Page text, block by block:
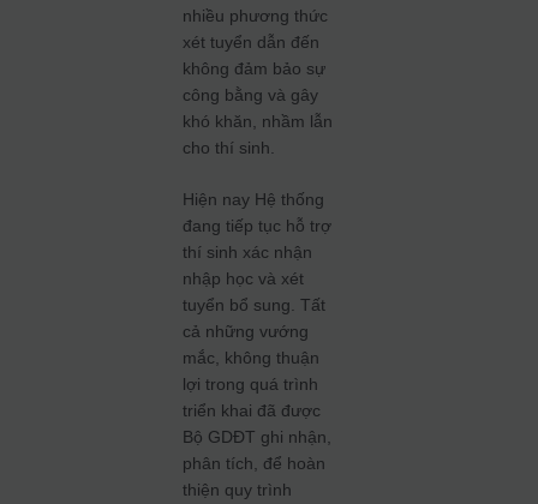
nhiều phương thức
xét tuyển dẫn đến
không đảm bảo sự
công bằng và gây
khó khăn, nhầm lẫn
cho thí sinh.
Hiện nay Hệ thống
đang tiếp tục hỗ trợ
thí sinh xác nhận
nhập học và xét
tuyển bổ sung. Tất
cả những vướng
mắc, không thuận
lợi trong quá trình
triển khai đã được
Bộ GDĐT ghi nhận,
phân tích, để hoàn
thiện quy trình